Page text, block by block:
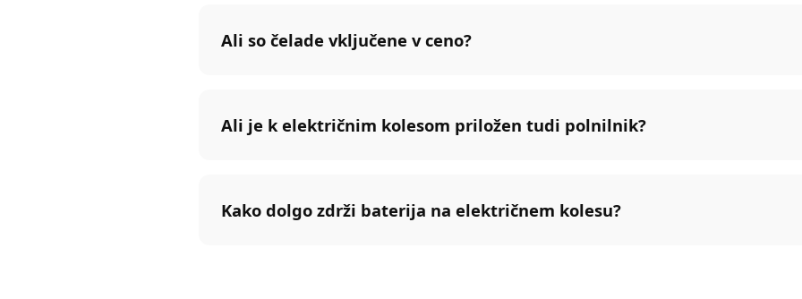
Ali so čelade vključene v ceno?
Ali je k električnim kolesom priložen tudi polnilnik?
Kako dolgo zdrži baterija na električnem kolesu?